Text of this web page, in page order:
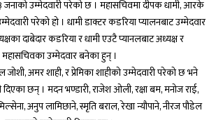
उम्मेदवारी परेको छ । महासचिवमा दीपक धामी, आरके
परेको हो । धामी डाक्टर कडरिया प्यालनबाट उम्मेदवार
दाबेदार कडरिया र धामी एउटै प्यानलबाट अध्यक्ष र
महासचिवका उम्मेदवार बनेका हुन् ।
अमर शाही, र प्रेमिका शाहीको उम्मेदवारी परेको छ भने
छन् । मदन भण्डारी, राजेश ओली, रक्षा बम, मनोज राई,
अनुप लामिछाने, स्मृति बराल, रेखा न्यौपाने, नीरज पौडेल